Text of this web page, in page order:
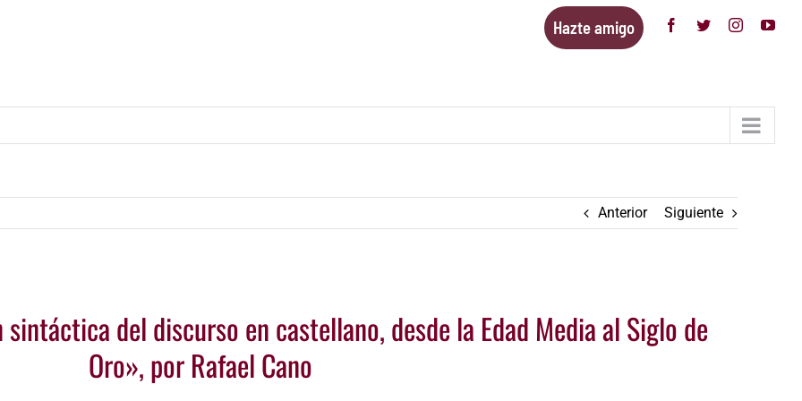
Hazte amigo Facebook
TwitterInstagram
Anterior Siguiente
del discurso en castellano, desde la Edad Media al Siglo de
Oro», por Rafael Cano